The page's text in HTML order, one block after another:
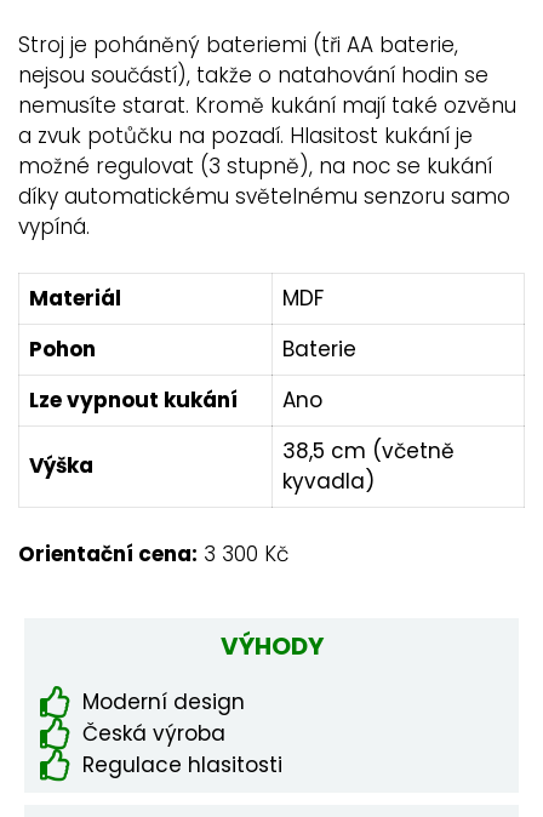
Stroj je poháněný bateriemi (tři AA baterie,
nejsou součástí), takže o natahování hodin se
nemusíte starat. Kromě kukání mají také ozvěnu
a zvuk potůčku na pozadí. Hlasitost kukání je
možné regulovat (3 stupně), na noc se kukání
díky automatickému světelnému senzoru samo
vypíná.
Materiál
MDF
Pohon
Baterie
Lze vypnout kukání
Ano
Výška
38,5 cm (včetně
kyvadla)
Orientační cena: 3 300 Kč
VÝHODY
Moderní design
Česká výroba
Regulace hlasitosti